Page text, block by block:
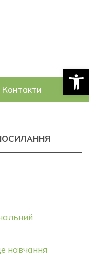
Контакти
навчання